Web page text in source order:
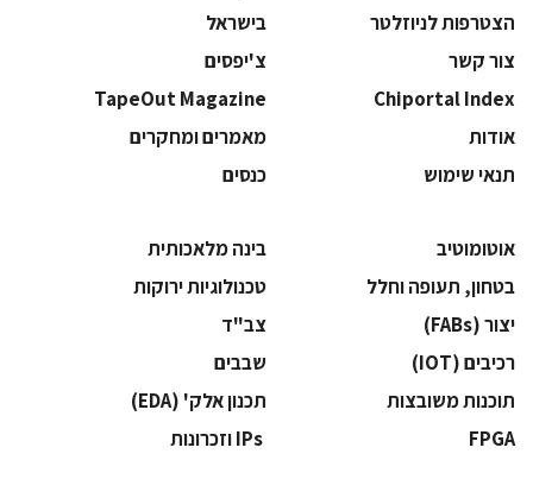
הצטרפות לניוזלטר
בישראל
צור קשר
צ'יפסים
Chiportal Index
TapeOut Magazine
אודות
מאמרים ומחקרים
תנאי שימוש
כנסים
אוטומוטיב
בינה מלאכותית
בטחון, תעופה וחלל
‫טכנולוגיות ירוקות‬
‫יצור (‪(FABs‬‬
‫צב"ד‬
‫רכיבים‬ (IOT)
‫שבבים‬
‫תוכנות משובצות‬
‫תכנון אלק' (‪(EDA‬‬
‫‪FPGA‬‬